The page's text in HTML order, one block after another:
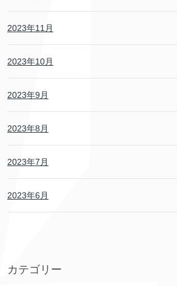
2023年11月
2023年10月
2023年9月
2023年8月
2023年7月
2023年6月
カテゴリー